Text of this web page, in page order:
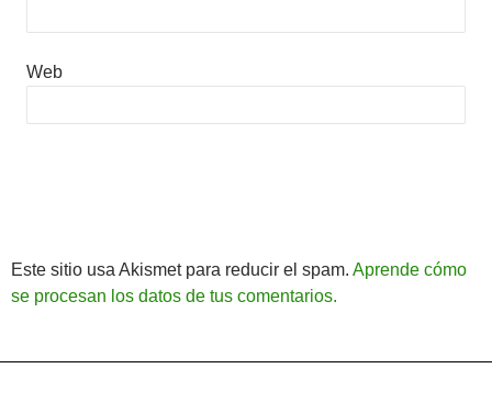
Web
Este sitio usa Akismet para reducir el spam. Aprende cómo
se procesan los datos de tus comentarios.